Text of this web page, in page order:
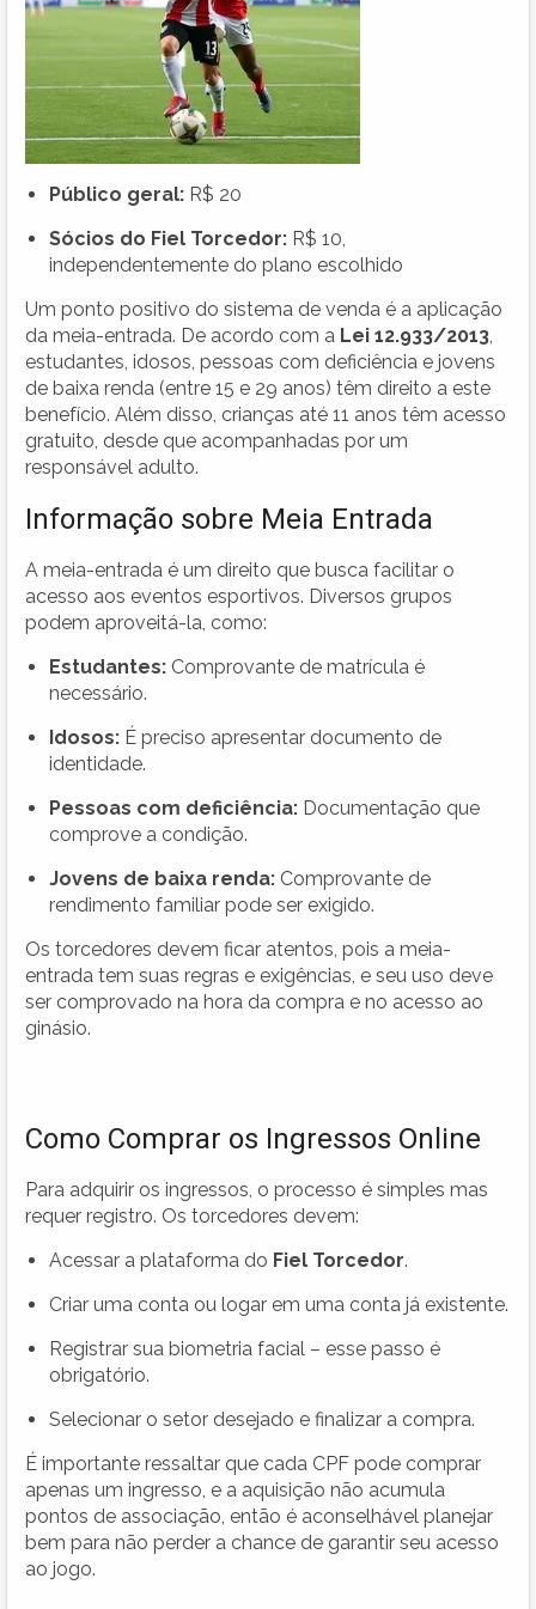
Público geral: R$ 20
Sócios do Fiel Torcedor: R$ 10,
independentemente do plano escolhido
Um ponto positivo do sistema de venda é a aplicação
da meia-entrada. De acordo com a Lei 12.933/2013
estudantes, idosos, pessoas com deficiência e jovens
de baixa renda (entre 15 e 29 anos) têm direito a este
benefício. Além disso, crianças até 11 anos têm acesso
gratuito, desde que acompanhadas por um
responsável adulto.
Informação sobre Meia Entrada
A meia-entrada é um direito que busca facilitar o
acesso aos eventos esportivos. Diversos grupos
podem aproveitá-la, como:
Estudantes: Comprovante de matrícula é
necessário.
Idosos: É preciso apresentar documento de
identidade.
Pessoas com deficiência: Documentação que
comprove a condição.
Jovens de baixa renda: Comprovante de
rendimento familiar pode ser exigido.
Os torcedores devem ficar atentos, pois a meia-
entrada tem suas regras e exigências, e seu uso deve
ser comprovado na hora da compra e no acesso ao
ginásio.
Como Comprar os Ingressos Online
Para adquirir os ingressos, o processo é simples mas
requer registro. Os torcedores devem:
Acessar a plataforma do Fiel Torcedor.
Criar uma conta ou logar em uma conta já existente.
Registrar sua biometria facial – esse passo é
obrigatório.
Selecionar o setor desejado e finalizar a compra.
É importante ressaltar que cada CPF pode comprar
apenas um ingresso, e a aquisição não acumula
pontos de associação, então é aconselhável planejar
bem para não perder a chance de garantir seu acesso
ao jogo.